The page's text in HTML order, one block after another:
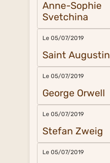
Anne-Sophie
Svetchina
Le 05/07/2019
Saint Augustin
Le 05/07/2019
George Orwell
Le 05/07/2019
Stefan Zweig
Le 05/07/2019